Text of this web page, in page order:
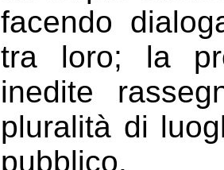
facendo
tra loro; la
inedite
pluralità di
pubblico.